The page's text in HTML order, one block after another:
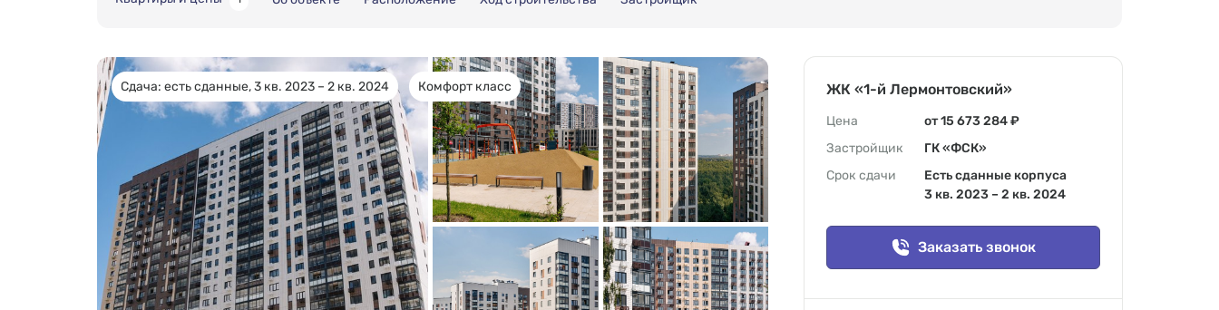
Сдача: есть сданные, 3 кв. 2023 – 2 кв. 2024 Комфорт класс ЖК «1-й Лермонтовский»
Цена
от 15 673 284 ₽
Застройщик
ГК «ФСК»
Срок сдачи
Есть сданные корпуса
3 кв. 2023 – 2 кв. 2024
Заказать звонок